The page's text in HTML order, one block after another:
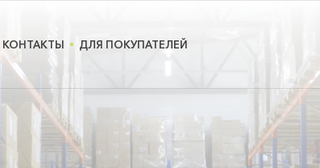
КОНТАКТЫ ДЛЯ ПОКУПАТЕЛЕЙ